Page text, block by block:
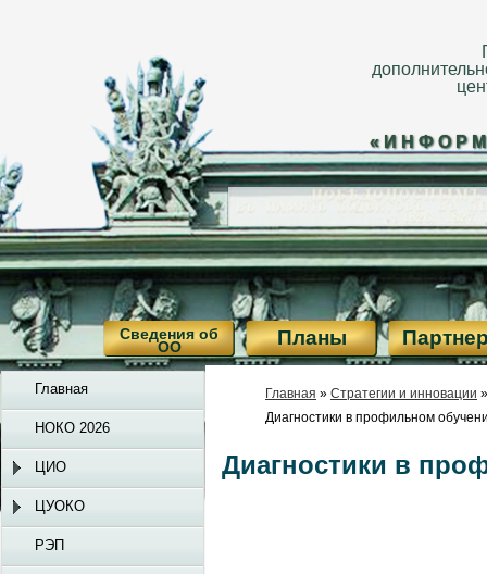
Сведения об
ОО Планы
Главная » Стратегии и инновации
Диагностики в профильном
Диагностики в
Главная
НОКО 2026
ЦИО
ЦУОКО
РЭП